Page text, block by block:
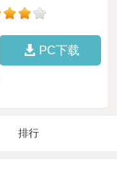
PC下载
排行